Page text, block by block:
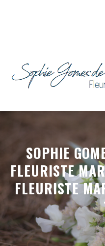
SOPHIE
FLEURISTE
FLEURISTE